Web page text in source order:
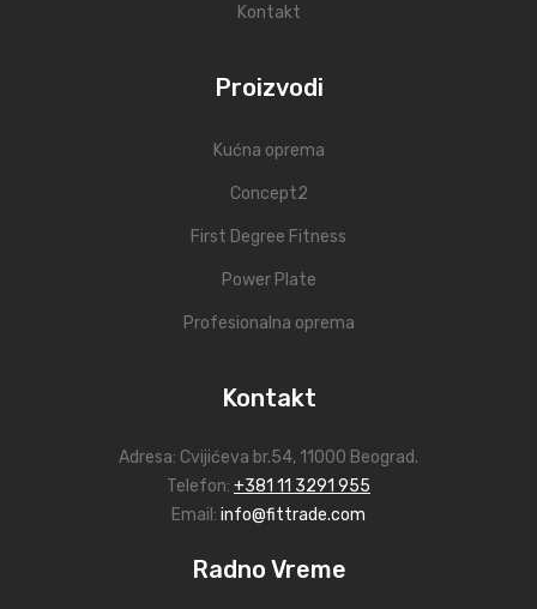
Kontakt
Proizvodi
Kućna oprema
Concept2
First Degree Fitness
Power Plate
Profesionalna oprema
Kontakt
Adresa: Cvijićeva br.54, 11000 Beograd.
Telefon: +381 11 3291 955
Email: info@fittrade.com
Radno Vreme